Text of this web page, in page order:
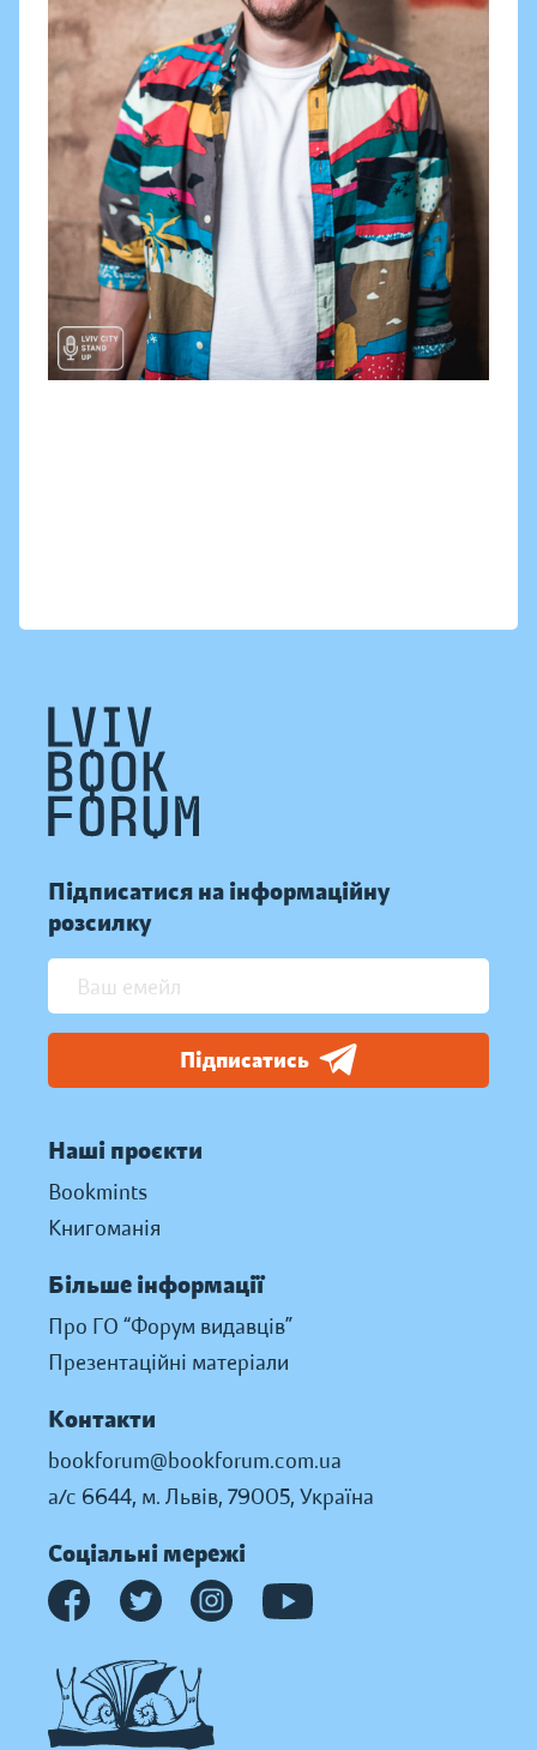
Підписатися на інформаційну
розсилку
Підписатись
Наші проєкти
Bookmints
Книгоманія
Більше інформації
Про ГО “Форум видавців”
Презентаційні матеріали
Контакти
bookforum@bookforum.com.ua
а/с 6644, м. Львів, 79005, Україна
Соціальні мережі